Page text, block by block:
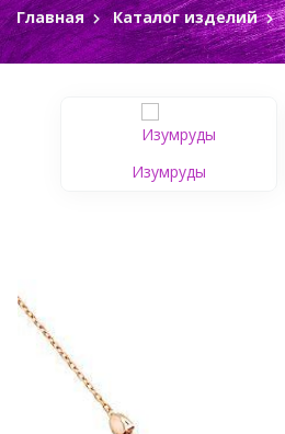
Главная Каталог изделий
Изумруды